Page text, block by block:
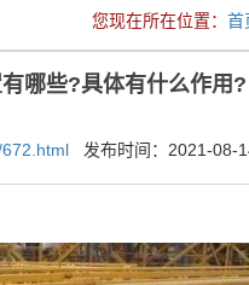
您现在所在位置： 首
哪些?具体有什么作用?
发布时间：2021-08-